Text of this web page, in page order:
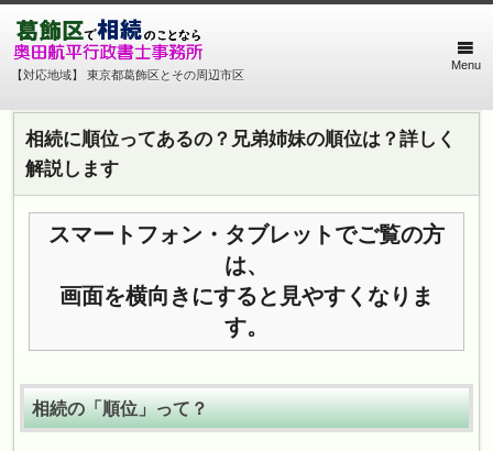
【対応地域】 東京都葛飾区とその周辺市区
Menu
相続に順位ってあるの？兄弟姉妹の順位は？詳しく
解説します
スマートフォン・タブレットでご覧の方
は、
画面を横向きにすると見やすくなりま
す。
相続の「順位」って？